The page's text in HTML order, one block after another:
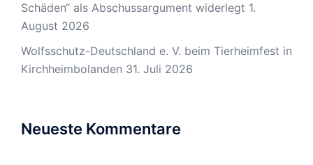
Schäden“ als Abschussargument widerlegt 1.
August 2026
Wolfsschutz-Deutschland e. V. beim Tierheimfest in
Kirchheimbolanden 31. Juli 2026
Neueste Kommentare